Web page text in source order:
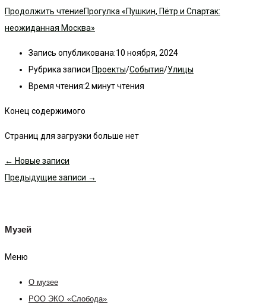
Продолжить чтениеПрогулка «Пушкин, Пётр и Спартак:
неожиданная Москва»
Запись опубликована:10 ноября, 2024
Рубрика записи:Проекты/События/Улицы
Время чтения:2 минут чтения
Конец содержимого
Страниц для загрузки больше нет
← Новые записи
Предыдущие записи →
Музей
Меню
О музее
РОО ЭКО «Слобода»